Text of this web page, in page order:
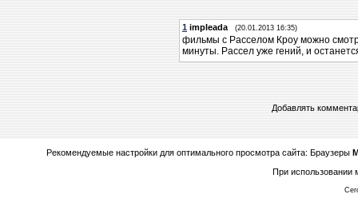
1 impleada (20.01.2013 16:35)
фильмы с Расселом Кроу можно
минуты. Рассел уже гений, и
Добавлять
Рекомендуемые настройки для оптимального просмотра сайта: Браузеры
При использовании